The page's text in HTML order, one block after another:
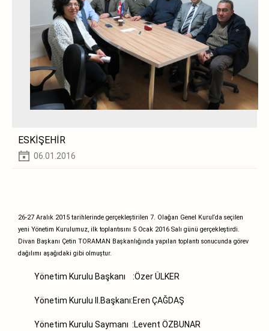
ESKİŞEHİR
06.01.2016
26-27 Aralık 2015 tarihlerinde gerçekleştirilen 7. Olağan Genel Kurul‘da seçilen
yeni Yönetim Kurulumuz, ilk toplantısını 5 Ocak 2016 Salı günü gerçekleştirdi.
Divan Başkanı Çetin TORAMAN Başkanlığında yapılan toplantı sonucunda görev
dağılımı aşağıdaki gibi olmuştur.
Yönetim Kurulu Başkanı :Özer ÜLKER
Yönetim Kurulu II.Başkanı:Eren ÇAĞDAŞ
Yönetim Kurulu Saymanı :Levent ÖZBUNAR